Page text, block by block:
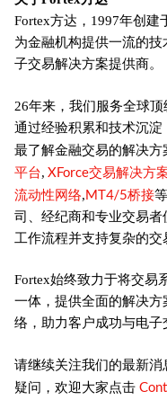
Fortex方达，1997年创建
为金融机构提供一流的
子交易解决方案提供商。
26年来，我们服务全球
通过经验积累和技术沉
最了解金融交易的解决
平台, XForce交易解决方
流动性网络,MT4/5桥接
司、经纪商和专业交易
工作流程并支持复杂的交
Fortex始终致力于将交易
一体，提供全面的解决
络，助力客户成功与电子
请继续关注我们的最新
疑问，欢迎大家点击